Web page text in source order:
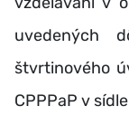
uvedených
štvrtinového
CPPPaP v